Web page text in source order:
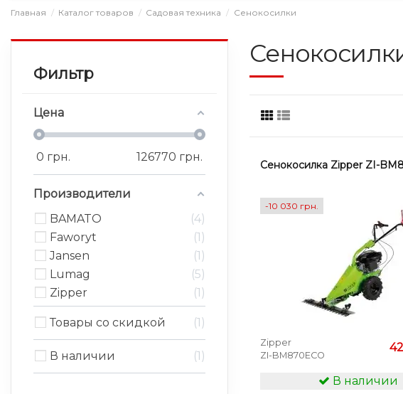
Главная Каталог товаров Садовая техника Сенокосилки
Сенокосилка Zipper ZI-
-10 030 грн.
Zipper
ZI-BM870ECO
В наличии
Фильтр
Цена
0 грн. 126770 грн.
Производители
BAMATO
4
Faworyt
1
Jansen
1
Lumag
5
Zipper
1
Товары со скидкой 1
В наличии 1